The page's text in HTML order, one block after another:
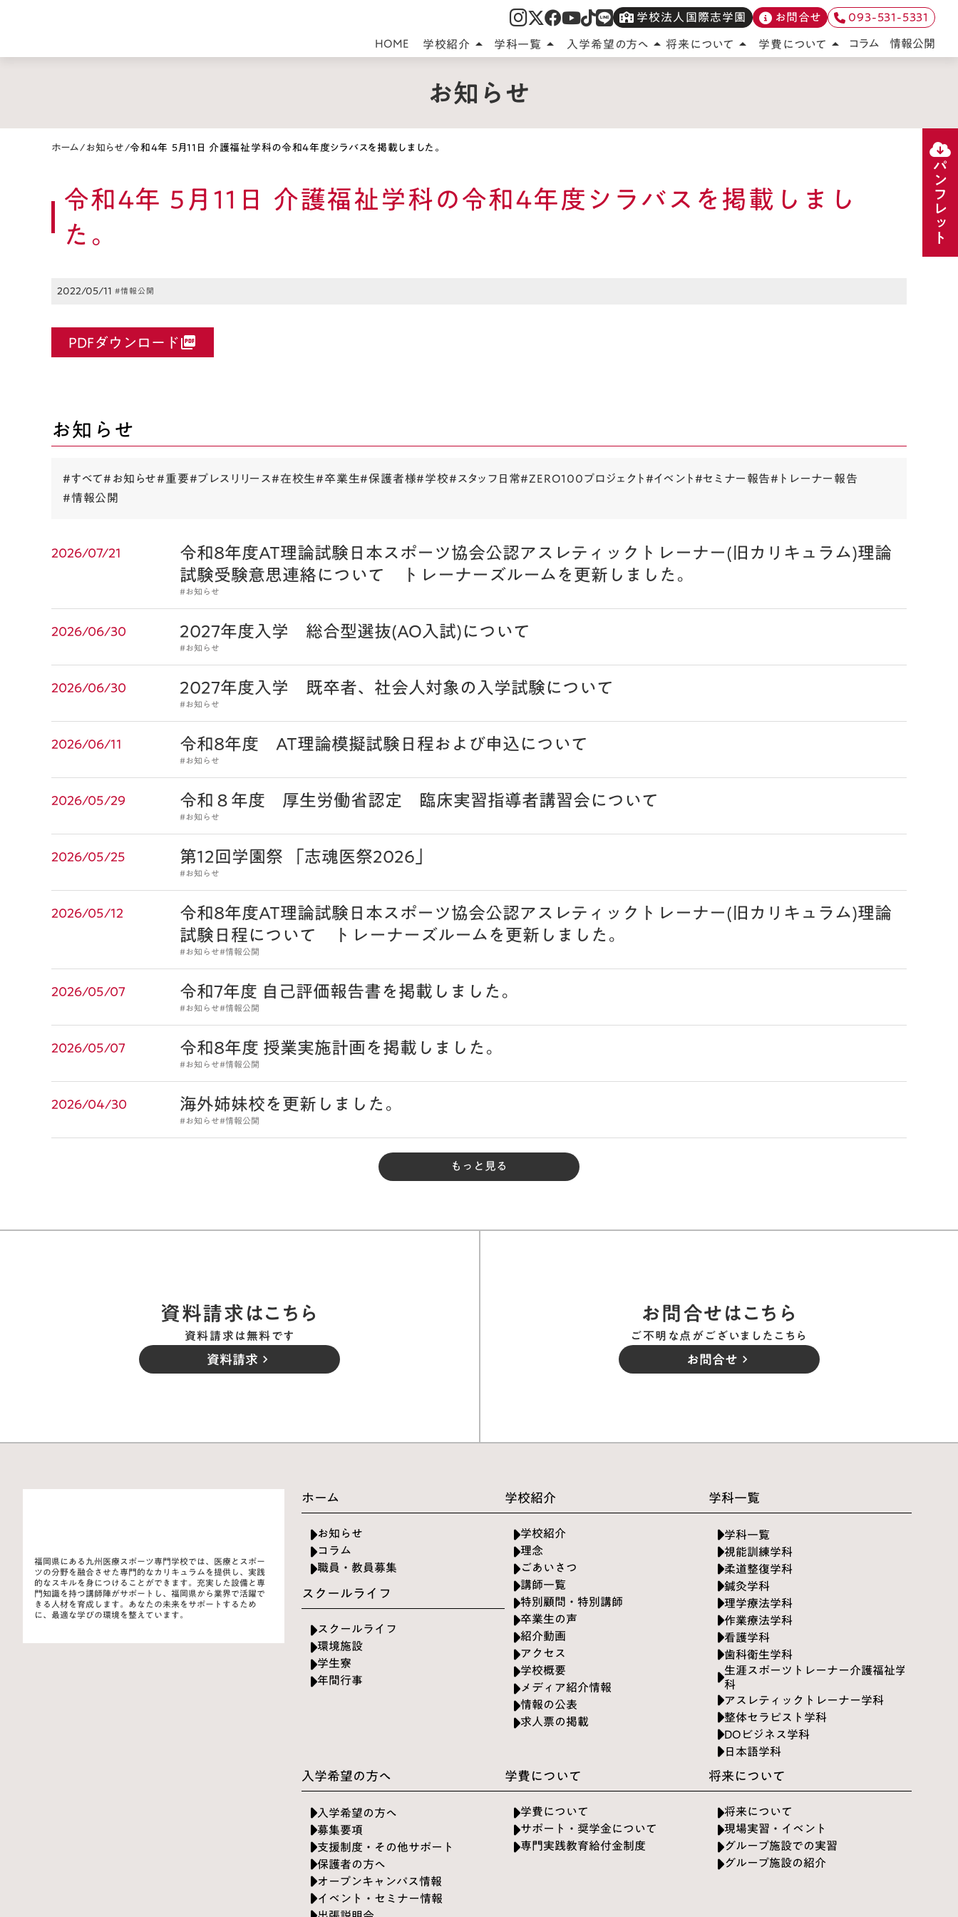
お知らせ
ホーム/お知らせ/令和4年 5月11日 介護福祉学科の令和4年度シラバスを掲載しました。
令和4年 5月11日 介護福祉学科の令和4年度シラバスを掲載しまし
た。
2022/05/11 #情報公開
PDFダウンロードpicture_as_pdf
お知らせ
#すべて#お知らせ#重要#プレスリリース#在校生#卒業生#保護者様#学校#スタッフ日常#ZERO100プロジェクト#イベント#セミナー報告#トレーナー報告
#情報公開
2026/07/21 令和8年度AT理論試験日本スポーツ協会公認アスレティックトレーナー(旧カリキュラム)理論
試験受験意思連絡について トレーナーズルームを更新しました。
#お知らせ
2026/06/30 2027年度入学 総合型選抜(AO入試)について
#お知らせ
2026/06/30 2027年度入学 既卒者、社会人対象の入学試験について
#お知らせ
2026/06/11 令和8年度 AT理論模擬試験日程および申込について
#お知らせ
2026/05/29 令和８年度 厚生労働省認定 臨床実習指導者講習会について
#お知らせ
2026/05/25 第12回学園祭 「志魂医祭2026」
#お知らせ
2026/05/12 令和8年度AT理論試験日本スポーツ協会公認アスレティックトレーナー(旧カリキュラム)理論
試験日程について トレーナーズルームを更新しました。
#お知らせ#情報公開
2026/05/07 令和7年度 自己評価報告書を掲載しました。
#お知らせ#情報公開
2026/05/07 令和8年度 授業実施計画を掲載しました。
#お知らせ#情報公開
2026/04/30 海外姉妹校を更新しました。
#お知らせ#情報公開
もっと見る
資料請求はこちら
資料請求は無料です
資料請求 keyboard_arrow_right
お問合せはこちら
ご不明な点がございましたこちら
お問合せ keyboard_arrow_right
パンフレット
学校法人国際志学園 お問合せ
093-531-5331
学校紹介 arrow_drop_up 学科一覧 arrow_drop_up 入学希望の方へ arrow_drop_up 将来について arrow_drop_up 学費について arrow_drop_up コラム 情報公開
HOME
福岡県にある九州医療スポーツ専門学校では、医療とスポー
ツの分野を融合させた専門的なカリキュラムを提供し、実践
的なスキルを身につけることができます。充実した設備と専
門知識を持つ講師陣がサポートし、福岡県から業界で活躍で
きる人材を育成します。あなたの未来をサポートするため
に、最適な学びの環境を整えています。
ホーム
お知らせ
コラム
職員・教員募集
スクールライフ
スクールライフ
環境施設
学生寮
年間行事
学校紹介
学校紹介
理念
ごあいさつ
講師一覧
特別顧問・特別講師
卒業生の声
紹介動画
アクセス
学校概要
メディア紹介情報
情報の公表
求人票の掲載
学科一覧
学科一覧
視能訓練学科
柔道整復学科
鍼灸学科
理学療法学科
作業療法学科
看護学科
歯科衛生学科
生涯スポーツトレーナー介護福祉学
科
アスレティックトレーナー学科
整体セラピスト学科
DOビジネス学科
日本語学科
入学希望の方へ
入学希望の方へ
募集要項
支援制度・その他サポート
保護者の方へ
オープンキャンパス情報
イベント・セミナー情報
学費について
学費について
サポート・奨学金について
専門実践教育給付金制度
将来について
将来について
現場実習・イベント
グループ施設での実習
グループ施設の紹介